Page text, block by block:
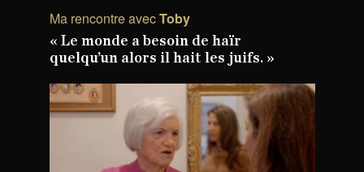
Ma rencontre avecToby
« Le monde a besoin de haïr
quelqu’un alors il hait les juifs. »